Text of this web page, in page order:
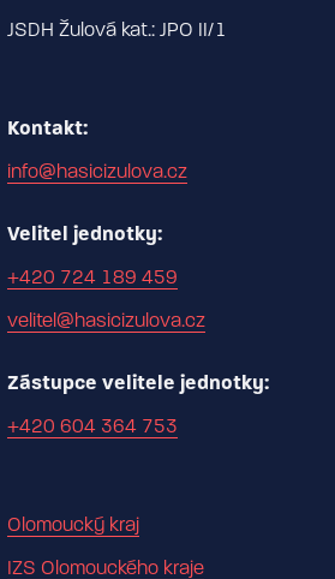
JSDH Žulová kat.: JPO II/1
Kontakt:
info@hasicizulova.cz
Velitel jednotky:
+420 724 189 459
velitel@hasicizulova.cz
Zástupce velitele jednotky:
+420 604 364 753
Olomoucký kraj
IZS Olomouckého kraje